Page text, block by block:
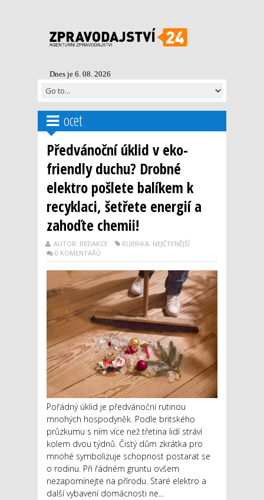
Dnes je 6. 08. 2026
ocet
Předvánoční úklid v eko-
friendly duchu? Drobné
elektro pošlete balíkem k
recyklaci, šetřete energií a
zahoďte chemii!
AUTOR: REDAKCE
RUBRIKA: NEJČTENĚJŠÍ
0 KOMENTÁŘŮ
Pořádný úklid je předvánoční rutinou
mnohých hospodyněk. Podle britského
průzkumu s ním více než třetina lidí stráví
kolem dvou týdnů. Čistý dům zkrátka pro
mnohé symbolizuje schopnost postarat se
o rodinu. Při řádném gruntu ovšem
nezapomínejte na přírodu. Staré elektro a
další vybavení domácnosti ne...